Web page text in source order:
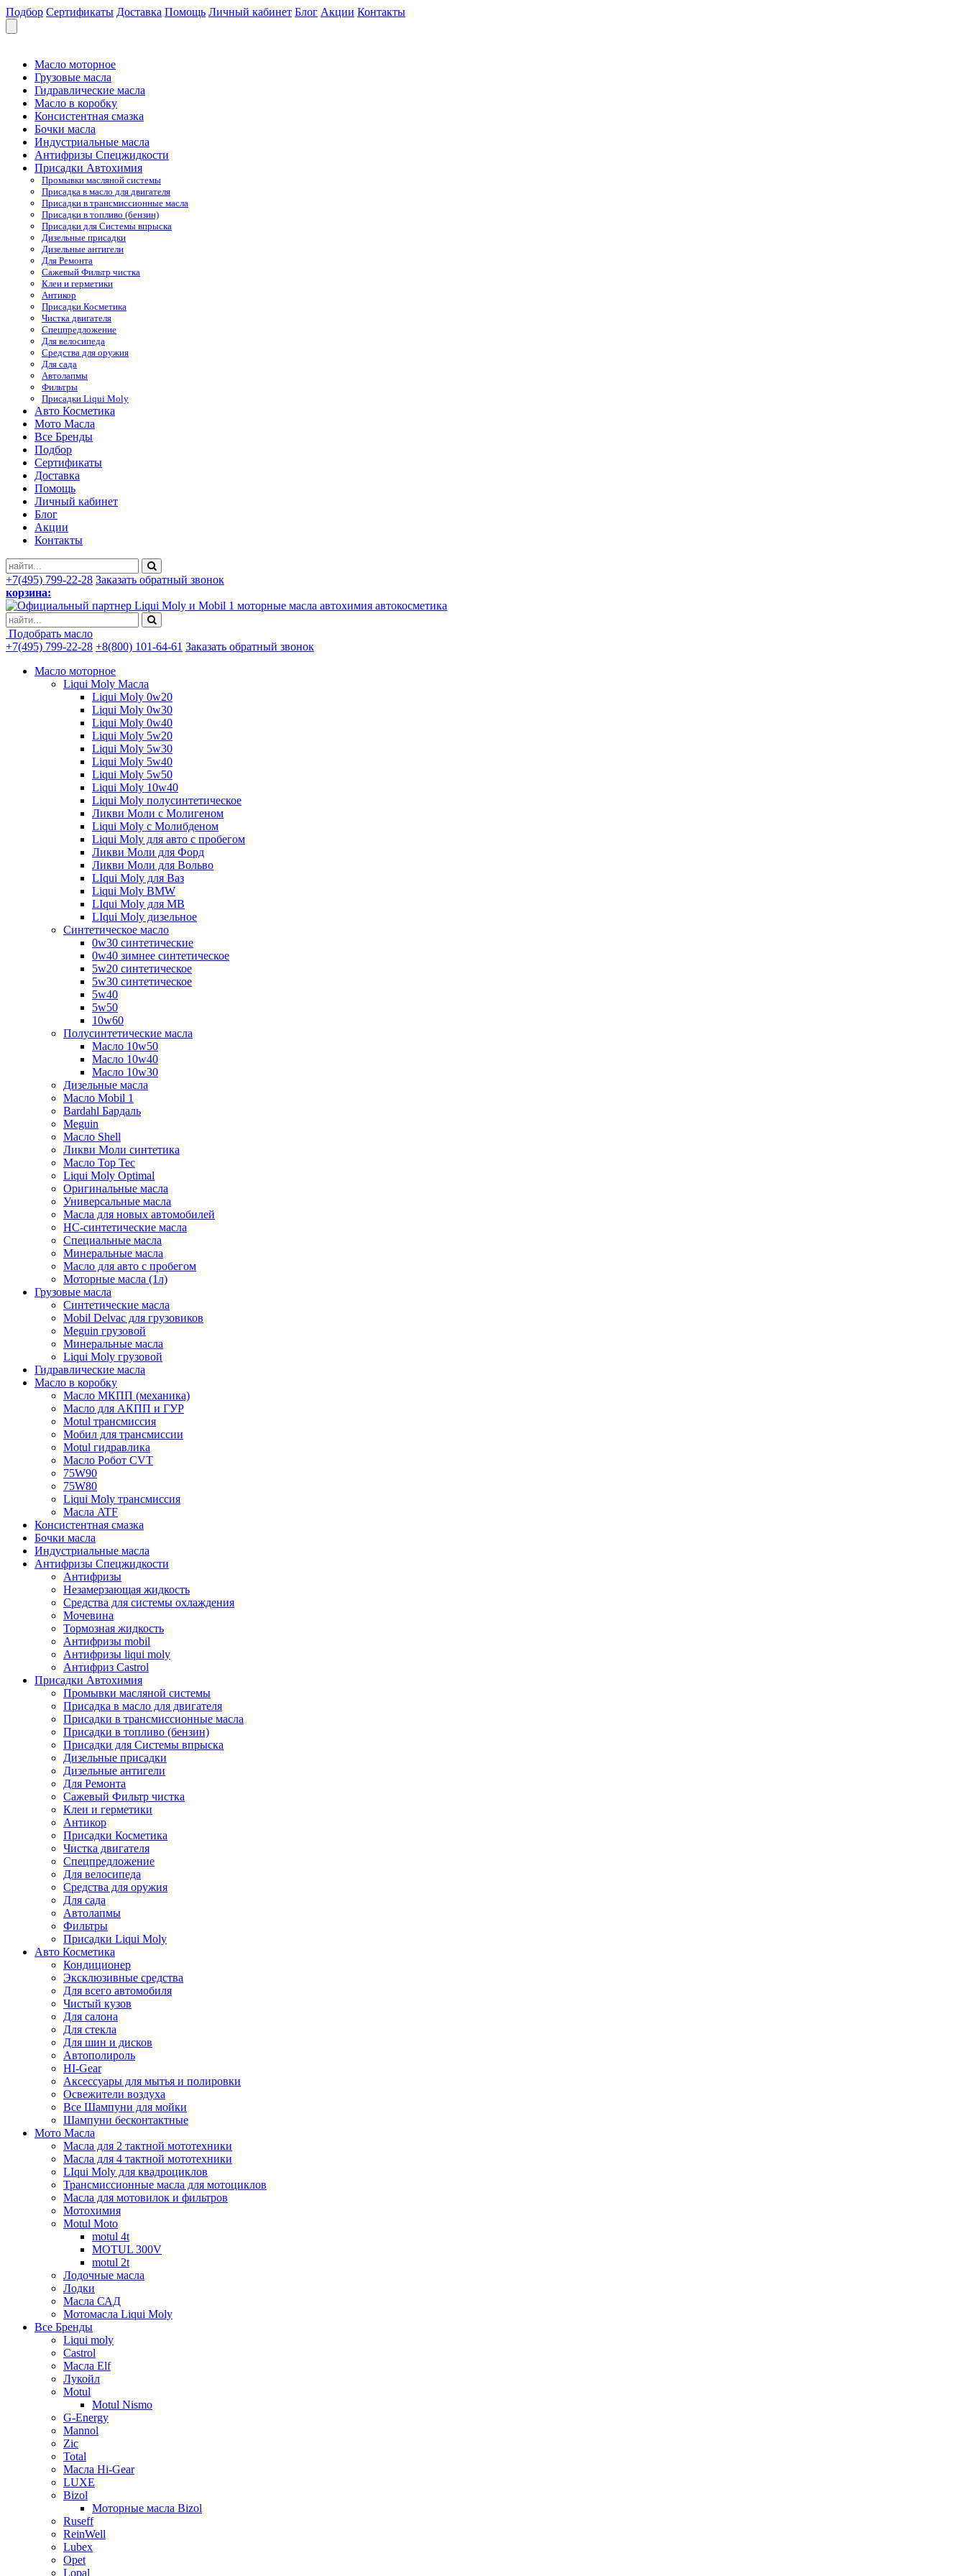
Подбор Сертификаты Доставка Помощь Личный кабинет Блог Акции Контакты
Масло моторное
Грузовые масла
Гидравлические масла
Масло в коробку
Консистентная смазка
Бочки масла
Индустриальные масла
Антифризы Спецжидкости
Присадки Автохимия
Промывки масляной системы
Присадка в масло для двигателя
Присадки в трансмиссионные масла
Присадки в топливо (бензин)
Присадки для Системы впрыска
Дизельные присадки
Дизельные антигели
Для Ремонта
Сажевый Фильтр чистка
Клеи и герметики
Антикор
Присадки Косметика
Чистка двигателя
Спецпредложение
Для велосипеда
Средства для оружия
Для сада
Автолапмы
Фильтры
Присадки Liqui Moly
Авто Косметика
Мото Масла
Все Бренды
Подбор
Сертификаты
Доставка
Помощь
Личный кабинет
Блог
Акции
Контакты
+7(495) 799-22-28 Заказать обратный звонок
корзина:
моторные масла автохимия автокосметика
Подобрать масло
+7(495) 799-22-28 +8(800) 101-64-61 Заказать обратный звонок
Масло моторное
Liqui Moly Масла
Liqui Moly 0w20
Liqui Moly 0w30
Liqui Moly 0w40
Liqui Moly 5w20
Liqui Moly 5w30
Liqui Moly 5w40
Liqui Moly 5w50
Liqui Moly 10w40
Liqui Moly полусинтетическое
Ликви Моли с Молигеном
Liqui Moly с Молибденом
Liqui Moly для авто с пробегом
Ликви Моли для Форд
Ликви Моли для Вольво
LIqui Moly для Ваз
Liqui Moly BMW
LIqui Moly для MB
LIqui Moly дизельное
Синтетическое масло
0w30 синтетические
0w40 зимнее синтетическое
5w20 синтетическое
5w30 синтетическое
5w40
5w50
10w60
Полусинтетические масла
Масло 10w50
Масло 10w40
Масло 10w30
Дизельные масла
Масло Mobil 1
Bardahl Бардаль
Meguin
Масло Shell
Ликви Моли синтетика
Масло Top Tec
Liqui Moly Optimal
Оригинальные масла
Универсальные масла
Масла для новых автомобилей
HC-синтетические масла
Специальные масла
Минеральные масла
Масло для авто с пробегом
Моторные масла (1л)
Грузовые масла
Синтетические масла
Mobil Delvac для грузовиков
Meguin грузовой
Минеральные масла
Liqui Moly грузовой
Гидравлические масла
Масло в коробку
Масло МКПП (механика)
Масло для АКПП и ГУР
Motul трансмиссия
Мобил для трансмиссии
Motul гидравлика
Масло Робот CVT
75W90
75W80
Liqui Moly трансмиссия
Масла ATF
Консистентная смазка
Бочки масла
Индустриальные масла
Антифризы Спецжидкости
Антифризы
Незамерзающая жидкость
Средства для системы охлаждения
Мочевина
Тормозная жидкость
Антифризы mobil
Антифризы liqui moly
Антифриз Castrol
Присадки Автохимия
Промывки масляной системы
Присадка в масло для двигателя
Присадки в трансмиссионные масла
Присадки в топливо (бензин)
Присадки для Системы впрыска
Дизельные присадки
Дизельные антигели
Для Ремонта
Сажевый Фильтр чистка
Клеи и герметики
Антикор
Присадки Косметика
Чистка двигателя
Спецпредложение
Для велосипеда
Средства для оружия
Для сада
Автолапмы
Фильтры
Присадки Liqui Moly
Авто Косметика
Кондиционер
Эксклюзивные средства
Для всего автомобиля
Чистый кузов
Для салона
Для стекла
Для шин и дисков
Автополироль
HI-Gear
Аксессуары для мытья и полировки
Освежители воздуха
Все Шампуни для мойки
Шампуни бесконтактные
Мото Масла
Масла для 2 тактной мототехники
Масла для 4 тактной мототехники
LIqui Moly для квадроциклов
Трансмиссионные масла для мотоциклов
Масла для мотовилок и фильтров
Мотохимия
Motul Moto
motul 4t
MOTUL 300V
motul 2t
Лодочные масла
Лодки
Масла САД
Мотомасла Liqui Moly
Все Бренды
Liqui moly
Castrol
Масла Elf
Лукойл
Motul
Motul Nismo
G-Energy
Mannol
Zic
Total
Масла Hi-Gear
LUXE
Bizol
Моторные масла Bizol
Ruseff
ReinWell
Lubex
Opet
Lopal